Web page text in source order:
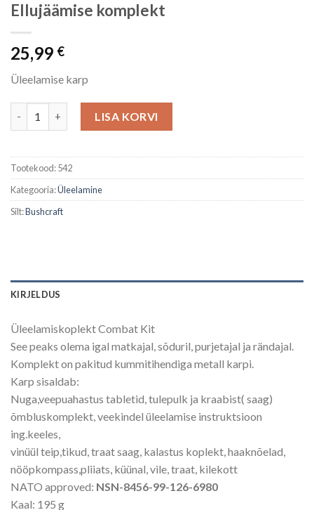
Ellujäämise komplekt
25,99 €
Üleelamise karp
LISA KORVI
Tootekood:542
Kategooria:Üleelamine
Silt:Bushcraft
KIRJELDUS
Üleelamiskoplekt Combat Kit
See peaks olema igal matkajal, sõduril, purjetajal ja rändajal.
Komplekt on pakitud kummitihendiga metall karpi.
Karp sisaldab:
Nuga,veepuahastus tabletid, tulepulk ja kraabist( saag)
õmbluskomplekt, veekindel üleelamise instruktsioon
ing.keeles,
vinüül teip,tikud, traat saag, kalastus koplekt, haaknõelad,
nööpkompass,pliiats, küünal, vile, traat, kilekott
NATO approved: NSN-8456-99-126-6980
Kaal: 195 g